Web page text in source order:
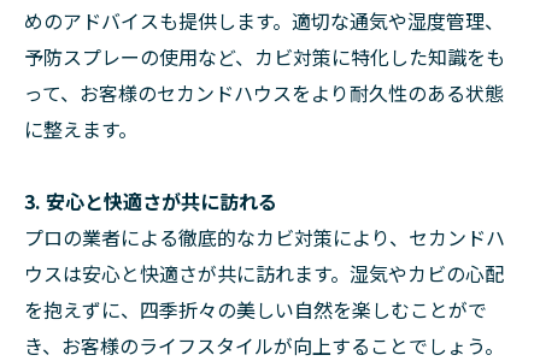
めのアドバイスも提供します。適切な通気や湿度管理、
予防スプレーの使用など、カビ対策に特化した知識をも
って、お客様のセカンドハウスをより耐久性のある状態
に整えます。
3. 安心と快適さが共に訪れる
プロの業者による徹底的なカビ対策により、セカンドハ
ウスは安心と快適さが共に訪れます。湿気やカビの心配
を抱えずに、四季折々の美しい自然を楽しむことがで
き、お客様のライフスタイルが向上することでしょう。